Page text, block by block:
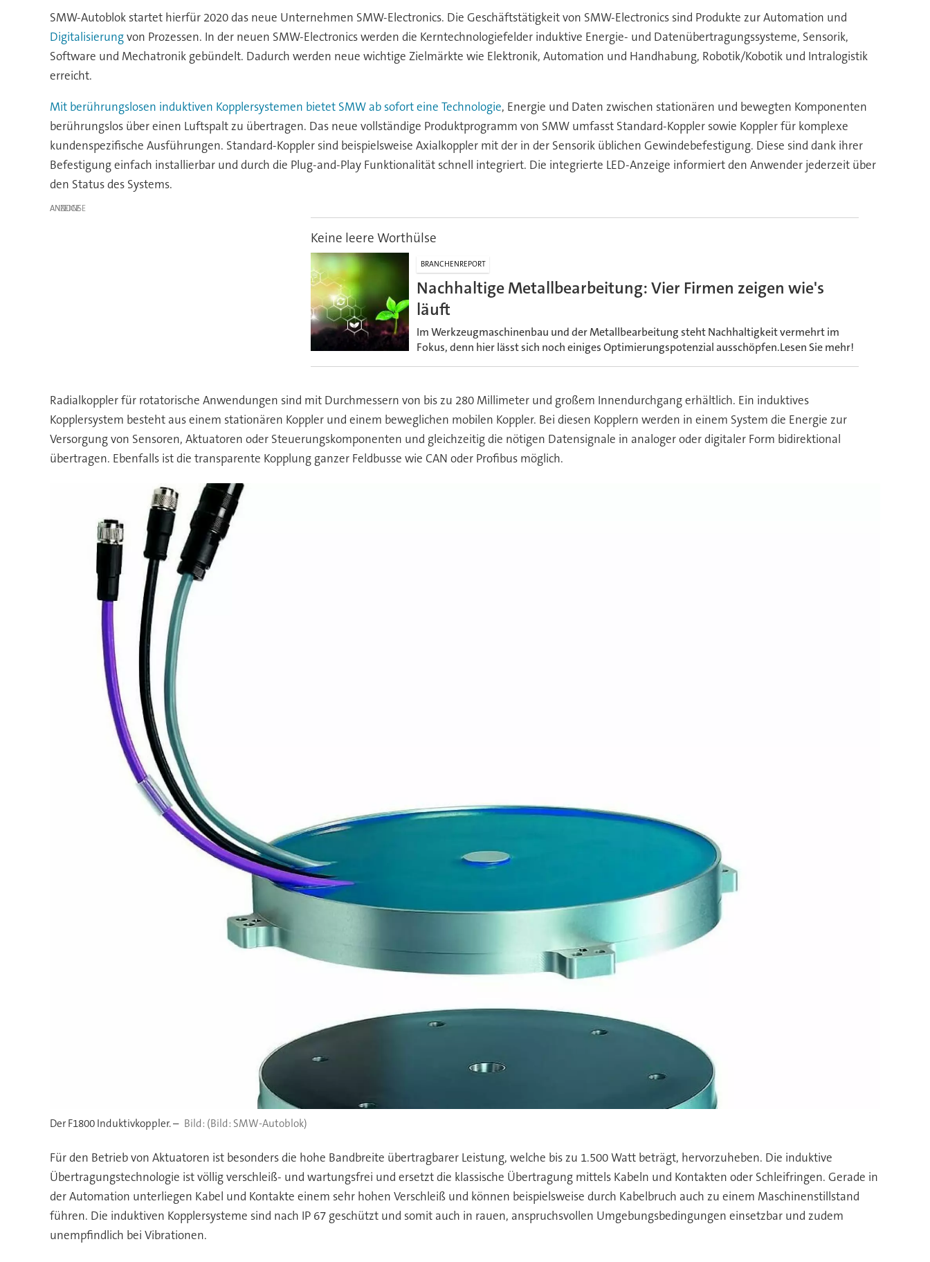
SMW-Autoblok startet hierfür 2020 das neue Unternehmen SMW-Electronics. Die Geschäftstätigkeit von SMW-Electronics sind Produkte zur Automation und
Digitalisierungvon Prozessen. In der neuen SMW-Electronics werden die Kerntechnologiefelder induktive Energie- und Datenübertragungssysteme, Sensorik,
Software und Mechatronik gebündelt. Dadurch werden neue wichtige Zielmärkte wie Elektronik, Automation und Handhabung, Robotik/Kobotik und Intralogistik
erreicht.
Mit berührungslosen induktiven Kopplersystemen bietet SMW ab sofort eine Technologie, Energie und Daten zwischen stationären und bewegten Komponenten
berührungslos über einen Luftspalt zu übertragen. Das neue vollständige Produktprogramm von SMW umfasst Standard-Koppler sowie Koppler für komplexe
kundenspezifische Ausführungen. Standard-Koppler sind beispielsweise Axialkoppler mit der in der Sensorik üblichen Gewindebefestigung. Diese sind dank ihrer
Befestigung einfach installierbar und durch die Plug-and-Play Funktionalität schnell integriert. Die integrierte LED-Anzeige informiert den Anwender jederzeit über
den Status des Systems.
ANZEIGE
Keine leere Worthülse
BRANCHENREPORT
Nachhaltige Metallbearbeitung: Vier Firmen zeigen wie's
läuft
Im Werkzeugmaschinenbau und der Metallbearbeitung steht Nachhaltigkeit vermehrt im
Fokus, denn hier lässt sich noch einiges Optimierungspotenzial ausschöpfen.Lesen Sie mehr!
Radialkoppler für rotatorische Anwendungen sind mit Durchmessern von bis zu 280 Millimeter und großem Innendurchgang erhältlich. Ein induktives
Kopplersystem besteht aus einem stationären Koppler und einem beweglichen mobilen Koppler. Bei diesen Kopplern werden in einem System die Energie zur
Versorgung von Sensoren, Aktuatoren oder Steuerungskomponenten und gleichzeitig die nötigen Datensignale in analoger oder digitaler Form bidirektional
übertragen. Ebenfalls ist die transparente Kopplung ganzer Feldbusse wie CAN oder Profibus möglich.
Der F1800 Induktivkoppler. – (Bild: SMW-Autoblok)
Für den Betrieb von Aktuatoren ist besonders die hohe Bandbreite übertragbarer Leistung, welche bis zu 1.500 Watt beträgt, hervorzuheben. Die induktive
Übertragungstechnologie ist völlig verschleiß- und wartungsfrei und ersetzt die klassische Übertragung mittels Kabeln und Kontakten oder Schleifringen. Gerade in
der Automation unterliegen Kabel und Kontakte einem sehr hohen Verschleiß und können beispielsweise durch Kabelbruch auch zu einem Maschinenstillstand
führen. Die induktiven Kopplersysteme sind nach IP 67 geschützt und somit auch in rauen, anspruchsvollen Umgebungsbedingungen einsetzbar und zudem
unempfindlich bei Vibrationen.